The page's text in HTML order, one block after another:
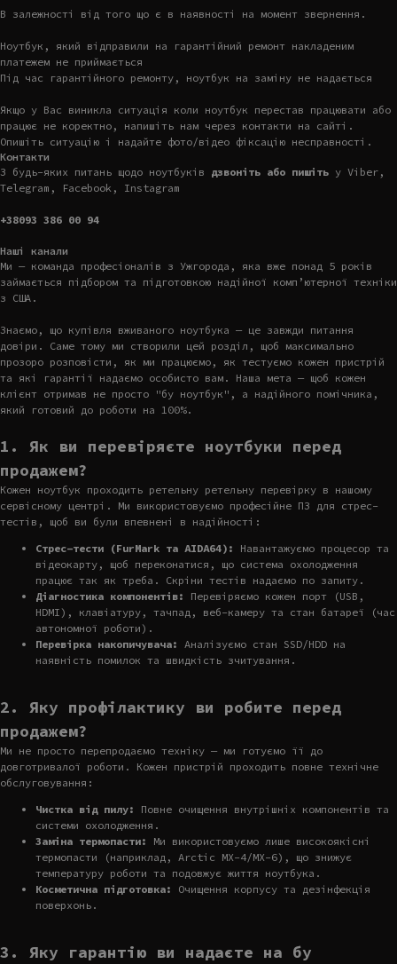
В залежності від того що є в наявності на момент звернення.
Ноутбук, який відправили на гарантійний ремонт накладеним
платежем не приймається
Під час гарантійного ремонту, ноутбук на заміну не надається
Якщо у Вас виникла ситуація коли ноутбук перестав працювати або
працює не коректно, напишіть нам через контакти на сайті.
Опишіть ситуацію і надайте фото/відео фіксацію несправності.
Контакти
З будь-яких питань щодо ноутбуків дзвоніть або пишіть у Viber,
Telegram, Facebook, Instagram
+38093 386 00 94
Наші канали
Ми — команда професіоналів з Ужгорода, яка вже понад 5 років
займається підбором та підготовкою надійної комп’ютерної техніки
з США.
Знаємо, що купівля вживаного ноутбука — це завжди питання
довіри. Саме тому ми створили цей розділ, щоб максимально
прозоро розповісти, як ми працюємо, як тестуємо кожен пристрій
та які гарантії надаємо особисто вам. Наша мета — щоб кожен
клієнт отримав не просто "бу ноутбук", а надійного помічника,
який готовий до роботи на 100%.
1. Як ви перевіряєте ноутбуки перед
продажем?
Кожен ноутбук проходить ретельну ретельну перевірку в нашому
сервісному центрі. Ми використовуємо професійне ПЗ для стрес-
тестів, щоб ви були впевнені в надійності:
Стрес-тести (FurMark та AIDA64):
Навантажуємо процесор та
відеокарту, щоб переконатися, що система охолодження
працює так як треба. Скріни тестів надаємо по запиту.
Діагностика компонентів:
Перевіряємо кожен порт (USB,
HDMI), клавіатуру, тачпад, веб-камеру та стан батареї (час
автономної роботи).
Перевірка накопичувача:
Аналізуємо стан SSD/HDD на
наявність помилок та швидкість зчитування.
2. Яку профілактику ви робите перед
продажем?
Ми не просто перепродаємо техніку — ми готуємо її до
довготривалої роботи. Кожен пристрій проходить повне технічне
обслуговування:
Чистка від пилу:
Повне очищення внутрішніх компонентів та
системи охолодження.
Заміна термопасти:
Ми використовуємо лише високоякісні
термопасти (наприклад, Arctic MX-4/MX-6), що знижує
температуру роботи та подовжує життя ноутбука.
Косметична підготовка:
Очищення корпусу та дезінфекція
поверхонь.
3. Яку гарантію ви надаєте на бу